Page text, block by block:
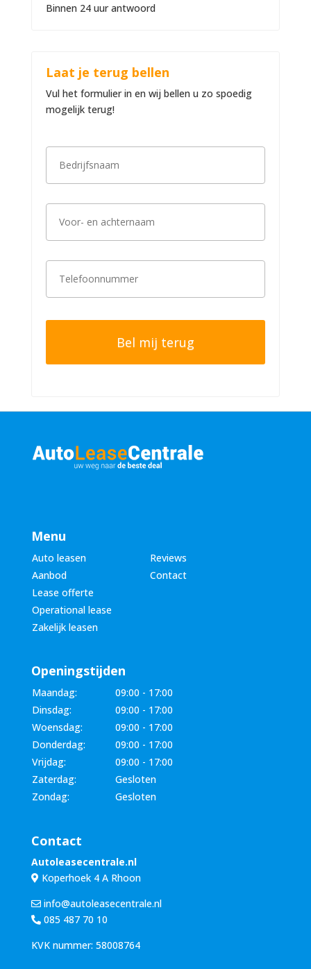
Binnen 24 uur antwoord
Laat je terug bellen
Vul het formulier in en wij bellen u zo spoedig
mogelijk terug!
B
r
j
n
*
V
r
e
c
t
n
*
T
e
o
e
Menu
Auto leasen
Reviews
Aanbod
Contact
Lease offerte
Operational lease
Zakelijk leasen
Openingstijden
Maandag:
09:00 - 17:00
Dinsdag:
09:00 - 17:00
Woensdag:
09:00 - 17:00
Donderdag:
09:00 - 17:00
Vrijdag:
09:00 - 17:00
Zaterdag:
Gesloten
Zondag:
Gesloten
Contact
Autoleasecentrale.nl
Koperhoek 4 A Rhoon
info@autoleasecentrale.nl
085 487 70 10
KVK nummer: 58008764